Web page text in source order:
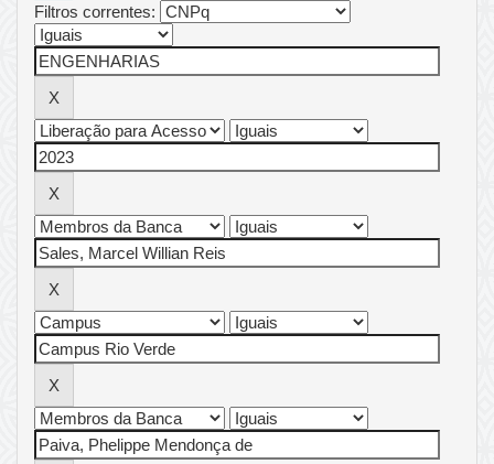
Filtros correntes: